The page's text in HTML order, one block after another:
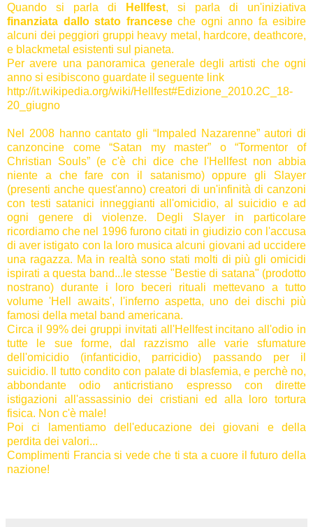
Quando si parla di Hellfest, si parla di un'iniziativa
finanziata dallo stato franceseche ogni anno fa esibire
alcuni dei peggiori gruppi heavy metal, hardcore, deathcore,
e blackmetal esistenti sul pianeta.
Per avere una panoramica generale degli artisti che ogni
anno si esibiscono guardate il seguente link
http://it.wikipedia.org/wiki/Hellfest#Edizione_2010.2C_18-
20_giugno
Nel 2008 hanno cantato gli “Impaled Nazarenne” autori di
canzoncine come “Satan my master” o “Tormentor of
Christian Souls” (e c'è chi dice che l'Hellfest non abbia
niente a che fare con il satanismo) oppure gli Slayer
(presenti anche quest'anno) creatori di un'infinità di canzoni
con testi satanici inneggianti all'omicidio, al suicidio e ad
ogni genere di violenze. Degli Slayer in particolare
ricordiamo che nel 1996 furono citati in giudizio con l'accusa
di aver istigato con la loro musica alcuni giovani ad uccidere
una ragazza. Ma in realtà sono stati molti di più gli omicidi
ispirati a questa band...le stesse "Bestie di satana" (prodotto
nostrano) durante i loro beceri rituali mettevano a tutto
volume 'Hell awaits', l'inferno aspetta, uno dei dischi più
famosi della metal band americana.
Circa il 99% dei gruppi invitati all'Hellfest incitano all'odio in
tutte le sue forme, dal razzismo alle varie sfumature
dell'omicidio (infanticidio, parricidio) passando per il
suicidio. Il tutto condito con palate di blasfemia, e perchè no,
abbondante odio anticristiano espresso con dirette
istigazioni all'assassinio dei cristiani ed alla loro tortura
fisica. Non c'è male!
Poi ci lamentiamo dell'educazione dei giovani e della
perdita dei valori...
Complimenti Francia si vede che ti sta a cuore il futuro della
nazione!